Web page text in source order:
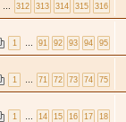
312 313 314 315 316
1 91 92 93 94 95
1 71 72 73 74 75
1 14 15 16 17 18